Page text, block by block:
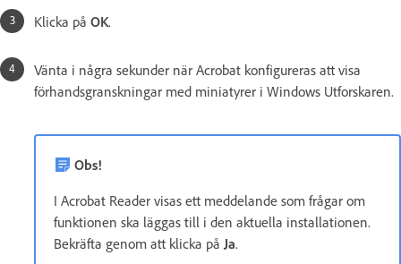
Klicka på OK.
Vänta i några sekunder när Acrobat konfigureras att visa
förhandsgranskningar med miniatyrer i Windows Utforskaren.
Obs!
I Acrobat Reader visas ett meddelande som frågar om
funktionen ska läggas till i den aktuella installationen.
Bekräfta genom att klicka påJa.